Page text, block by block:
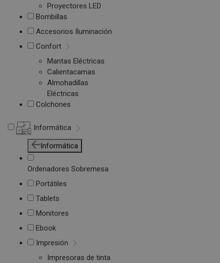
Proyectores LED
Bombillas
Accesorios Iluminación
Confort
Mantas Eléctricas
Calientacamas
Almohadillas
Eléctricas
Colchones
Informática
Informática
Ordenadores Sobremesa
Portátiles
Tablets
Monitores
Ebook
Impresión
Impresoras de tinta